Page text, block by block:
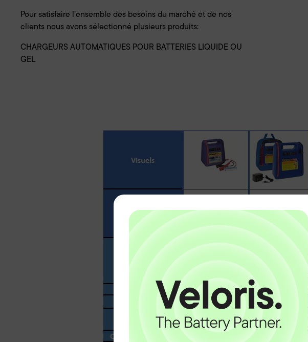
Pour satisfaire l’ensemble des besoins du marché et de nos
clients nous avons sélectionné plusieurs produits:
CHARGEURS AUTOMATIQUES POUR BATTERIES LIQUIDE OU
GEL